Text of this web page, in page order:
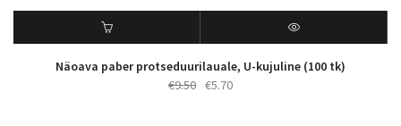
Näoava paber protseduurilauale, U-kujuline (100 tk)
€9.50 Algne
€5.70Praegune